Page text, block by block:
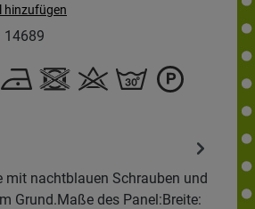
hinzufügen
14689
mit nachtblauen Schrauben und
Grund.Maße des Panel:Breite: